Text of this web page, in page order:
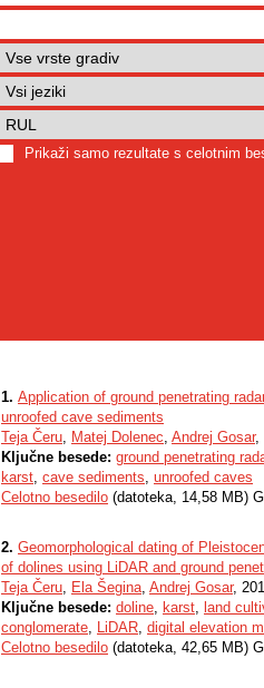
Prikaži samo rezultate s celotnim
1. Application of ground penetrating
unroofed cave sediments
Teja Čeru, Matej Dolenec, Andrej Gosar,
Ključne besede: ground penetrating
karst, cave sediments, unroofed caves
Celotno besedilo (datoteka, 14,58 MB)
2. Geomorphological dating of
of dolines using LiDAR and ground
Teja Čeru, Ela Šegina, Andrej Gosar,
Ključne besede: doline, karst, land
conglomerate, LiDAR, digital elevation
Celotno besedilo (datoteka, 42,65 MB)